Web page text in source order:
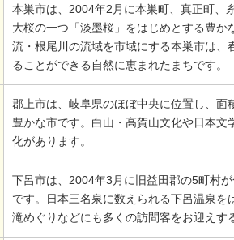
本巣市は、2004年2月に本巣町、真正町、
大桜の一つ「淡墨桜」をはじめとする豊
流・根尾川の流域を市域にする本巣市は
ることができる自然に恵まれたまちです。
郡上市は、岐阜県のほぼ中央に位置し、
豊かな市です。白山・高賀山文化や日本
化があります。
下呂市は、2004年3月に旧益田郡の5町村
です。日本三名泉に数えられる下呂温泉を
滝めぐりなどにも多くの訪問客をお迎えす